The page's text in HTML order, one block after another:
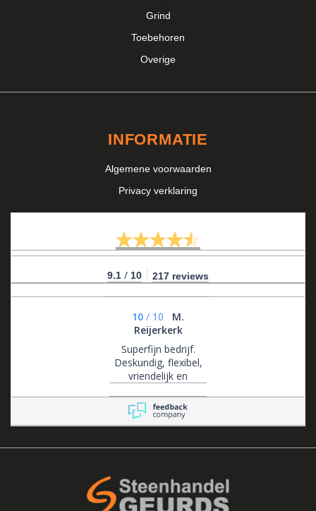
Grind
Toebehoren
Overige
INFORMATIE
Algemene voorwaarden
Privacy verklaring
9.1 / 10 217 reviews
10 / 10
M.
Reijerkerk
Superfijn bedrijf.
Deskundig, flexibel,
vriendelijk en